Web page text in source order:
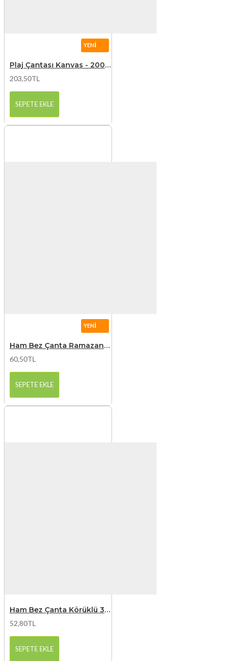
YENI
Plaj Çantası Kanvas - 200 Gr
203,50TL
SEPETE EKLE
YENI
Ham Bez Çanta Ramazan Bayramı Baskılı 2
60,50TL
SEPETE EKLE
Ham Bez Çanta Körüklü 35x40x8 cm
52,80TL
SEPETE EKLE